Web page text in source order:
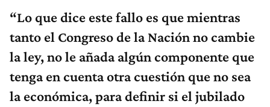
“Lo que dice este fallo es que mientras
tanto el Congreso de la Nación no cambie
la ley, no le añada algún componente que
tenga en cuenta otra cuestión que no sea
la económica, para definir si el jubilado